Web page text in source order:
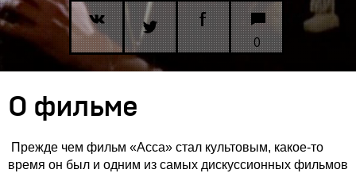
0
О фильме
Прежде чем фильм «Асса» стал культовым, какое-то
время он был и одним из самых дискуссионных фильмов